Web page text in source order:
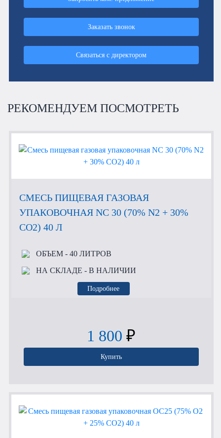
Заказать звонок
Связаться с директором
РЕКОМЕНДУЕМ ПОСМОТРЕТЬ
СМЕСЬ ПИЩЕВАЯ ГАЗОВАЯ
УПАКОВОЧНАЯ NC 30 (70% N2 + 30%
CO2) 40 Л
ОБЪЕМ- 40 ЛИТРОВ
НА СКЛАДЕ - В НАЛИЧИИ
Подробнее
1 800 ₽
Купить